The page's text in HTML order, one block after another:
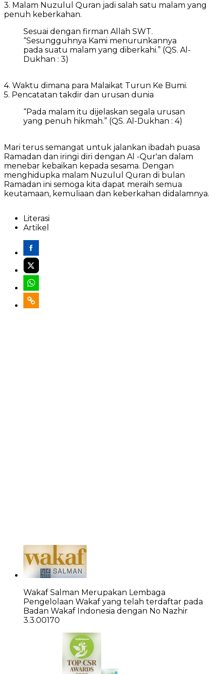
3. Malam Nuzulul Quran jadi salah satu malam yang
penuh keberkahan.
Sesuai dengan firman Allah SWT.
“Sesungguhnya Kami menurunkannya
pada suatu malam yang diberkahi.” (QS. Al-
Dukhan : 3)
4. Waktu dimana para Malaikat Turun Ke Bumi.
5. Pencatatan takdir dan urusan dunia
“Pada malam itu dijelaskan segala urusan
yang penuh hikmah.” (QS. Al-Dukhan : 4)
Mari terus semangat untuk jalankan ibadah puasa
Ramadan dan iringi diri dengan Al -Qur'an dalam
menebar kebaikan kepada sesama. Dengan
menghidupka malam Nuzulul Quran di bulan
Ramadan ini semoga kita dapat meraih semua
keutamaan, kemuliaan dan keberkahan didalamnya.
Literasi
Artikel
Wakaf Salman Merupakan Lembaga
Pengelolaan Wakaf yang telah terdaftar pada
Badan Wakaf Indonesia dengan No Nazhir
3.3.00170